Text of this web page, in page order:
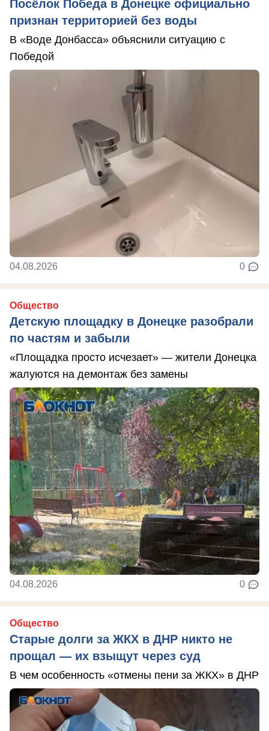
Посёлок Победа в Донецке официально
признан территорией без воды
В «Воде Донбасса» объяснили ситуацию с
Победой
04.08.2026 0
Общество
Детскую площадку в Донецке разобрали
по частям и забыли
«Площадка просто исчезает» — жители Донецка
жалуются на демонтаж без замены
04.08.2026 0
Общество
Старые долги за ЖКХ в ДНР никто не
прощал — их взыщут через суд
В чем особенность «отмены пени за ЖКХ» в ДНР